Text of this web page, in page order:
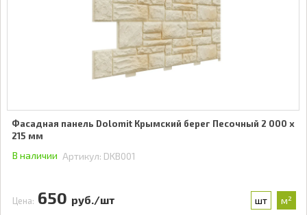
Фасадная панель Dolomit Крымский берег Песочный 2 000 x
215 мм
В наличии Артикул: DKB001
Цена: 650 руб./шт шт м²